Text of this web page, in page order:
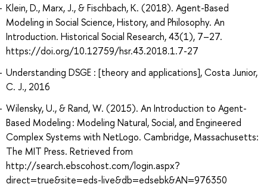
Klein, D., Marx, J., & Fischbach, K. (2018). Agent-Based
Modeling in Social Science, History, and Philosophy. An
Introduction. Historical Social Research, 43(1), 7–27.
https://doi.org/10.12759/hsr.43.2018.1.7-27
Understanding DSGE : [theory and applications], Costa Junior,
C. J., 2016
Wilensky, U., & Rand, W. (2015). An Introduction to Agent-
Based Modeling : Modeling Natural, Social, and Engineered
Complex Systems with NetLogo. Cambridge, Massachusetts:
The MIT Press. Retrieved from
http://search.ebscohost.com/login.aspx?
direct=true&site=eds-live&db=edsebk&AN=976350